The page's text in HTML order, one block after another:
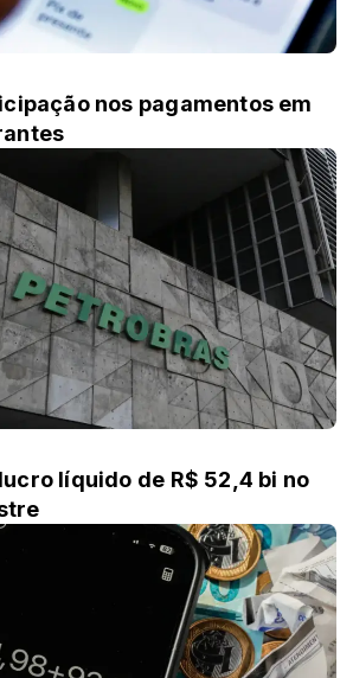
nos pagamentos em
líquido de R$ 52,4 bi no